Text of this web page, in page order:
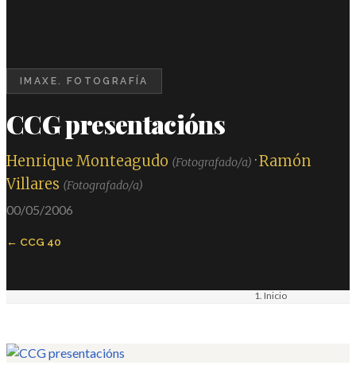
IMAXE. FOTOGRAFÍA
CCG presentacións
Henrique Monteagudo (Fotografado/a) ·Ramón
Villares (Fotografado/a)
00/05/2006
CCG 40
Inicio